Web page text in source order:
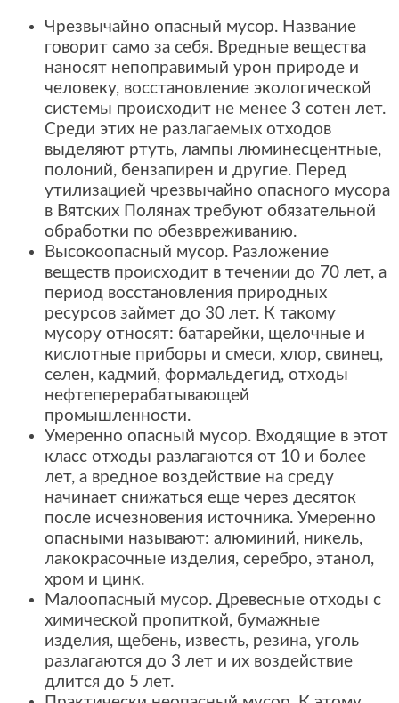
Чрезвычайно опасный мусор. Название
говорит само за себя. Вредные вещества
наносят непоправимый урон природе и
человеку, восстановление экологической
системы происходит не менее 3 сотен лет.
Среди этих не разлагаемых отходов
выделяют ртуть, лампы люминесцентные,
полоний, бензапирен и другие. Перед
утилизацией чрезвычайно опасного мусора
в Вятских Полянах требуют обязательной
обработки по обезвреживанию.
Высокоопасный мусор. Разложение
веществ происходит в течении до 70 лет, а
период восстановления природных
ресурсов займет до 30 лет. К такому
мусору относят: батарейки, щелочные и
кислотные приборы и смеси, хлор, свинец,
селен, кадмий, формальдегид, отходы
нефтеперерабатывающей
промышленности.
Умеренно опасный мусор. Входящие в этот
класс отходы разлагаются от 10 и более
лет, а вредное воздействие на среду
начинает снижаться еще через десяток
после исчезновения источника. Умеренно
опасными называют: алюминий, никель,
лакокрасочные изделия, серебро, этанол,
хром и цинк.
Малоопасный мусор. Древесные отходы с
химической пропиткой, бумажные
изделия, щебень, известь, резина, уголь
разлагаются до 3 лет и их воздействие
длится до 5 лет.